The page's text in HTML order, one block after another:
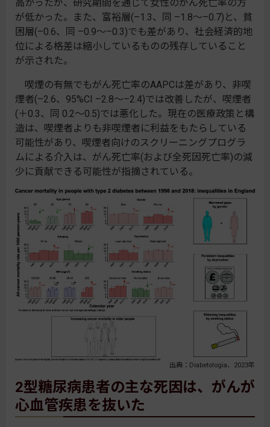
高かったが、研究期間を通じて女性のがん死亡率の方
が低かった。また、富裕層(–1.3、同 –1.8～–0.7)と、貧
困層(–0.6、同 –0.9～–0.3)でも差があり、社会経済的地
位による格差は縮小しているものの残存していること
が示された。
喫煙の有無でもがん死亡率のAAPCは差があり、非喫
煙者(–2.6、95%CI –2.8～–2.4)では改善したが、喫煙者
(＋0.3、同 0.2～0.5)では悪化した。現在の医療政策と構
造は、喫煙者よりも非喫煙者に利益をもたらしている
可能性があり、喫煙者向けのスクリーニングプログラ
ムによる介入は、がん死亡率(および全死因死亡率)の減
少に貢献できる可能性が指摘されている。
出典：Diabetologia、2023年
2型糖尿病患者の主な死因は、がんが
心血管疾患を抜いた